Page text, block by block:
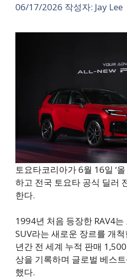
06/17/2026 작성자: Jay Lee
토요타코리아가 6월 16일 ‘올
하고 전국 토요타 공식 딜러
한다.
1994년 처음 등장한 RAV4
SUV라는 새로운 장르를 개
년간 전 세계 누적 판매
상을 기록하며 글로벌 베스
했다.